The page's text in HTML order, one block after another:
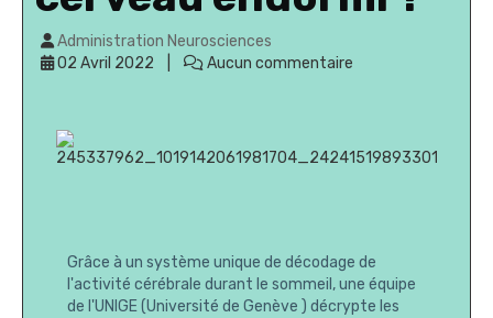
Administration Neurosciences
02 Avril 2022
Aucun commentaire
Grâce à un système unique de décodage de
l'activité cérébrale durant le sommeil, une équipe
de l'UNIGE (Université de Genève ) décrypte les